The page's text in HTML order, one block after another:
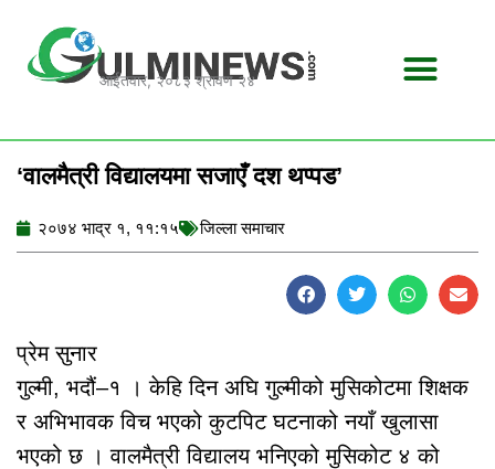
content
आईतवार, २०८३ श्रावण २४
‘वालमैत्री विद्यालयमा सजाएँ दश थप्पड’
२०७४ भाद्र १, ११:१५ जिल्ला समाचार
प्रेम सुनार
गुल्मी, भदौं–१ । केहि दिन अघि गुल्मीको मुसिकोटमा शिक्षक
र अभिभावक विच भएको कुटपिट घटनाको नयाँ खुलासा
भएको छ । वालमैत्री विद्यालय भनिएको मुसिकोट ४ को